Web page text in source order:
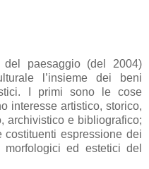
paesaggio (del 2004)
l’insieme dei beni
I primi sono le cose
interesse artistico, storico,
archivistico e bibliografico;
espressione dei
ed estetici del